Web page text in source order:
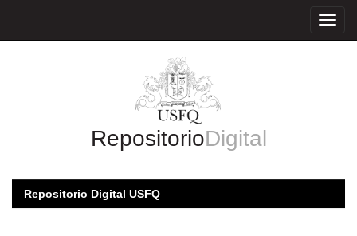
RepositorioDigital
Repositorio Digital USFQ